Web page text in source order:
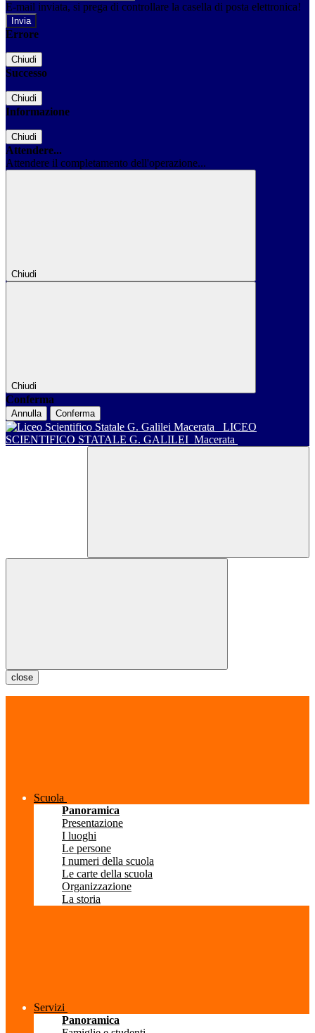
E-mail inviata, si prega di controllare la casella di posta elettronica!
Errore
Chiudi
Successo
Chiudi
Informazione
Chiudi
Attendere...
Attendere il completamento dell'operazione...
Chiudi
Chiudi
Conferma
Annulla Conferma
LICEO
SCIENTIFICO STATALE G. GALILEI Macerata
close
Scuola
Panoramica
Presentazione
I luoghi
Le persone
I numeri della scuola
Le carte della scuola
Organizzazione
La storia
Servizi
Panoramica